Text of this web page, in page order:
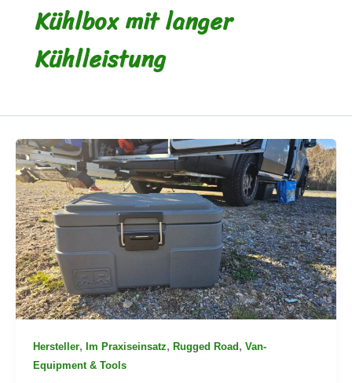
Kühlbox mit langer
Kühlleistung
Hersteller, Im Praxiseinsatz, Rugged Road, Van-
Equipment & Tools